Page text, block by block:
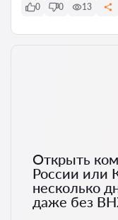
0 0 13
Открыть
России или
несколько
даже без